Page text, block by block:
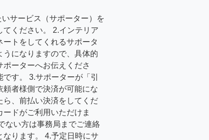
サービス（サポーター）を
ください。 2.インテリア
トをしてくれるサポータ
になりますので、具体的
ーターへお伝えくださ
す。 3.サポーターが「引
頼者様側で決済が可能にな
ら、前払い決済をしてくだ
ドがご利用いただけま
ない方は事務局までご連絡
なります。 4.予定日時にサ